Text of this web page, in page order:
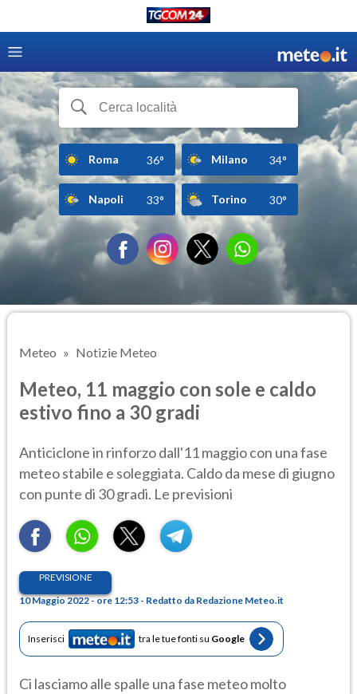
Roma 36° Milano 34°
Napoli 33° Torino 30°
Meteo Notizie Meteo
Meteo, 11 maggio con sole e caldo
estivo fino a 30 gradi
Anticiclone in rinforzo dall'11 maggio con una fase
meteo stabile e soleggiata. Caldo da mese di giugno
con punte di 30 gradi. Le previsioni
PREVISIONE
10 Maggio 2022 - ore 12:53 - Redatto da Redazione Meteo.it
Inserisci tra le tue fonti su Google
Ci lasciamo alle spalle una fase meteo molto